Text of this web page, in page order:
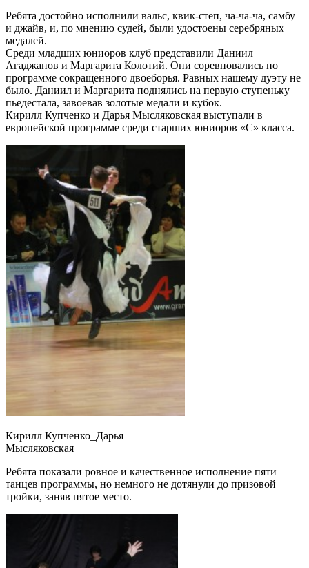
Ребята достойно исполнили вальс, квик-степ, ча-ча-ча, самбу
и джайв, и, по мнению судей, были удостоены серебряных
медалей.
Среди младших юниоров клуб представили Даниил
Агаджанов и Маргарита Колотий. Они соревновались по
программе сокращенного двоеборья. Равных нашему дуэту не
было. Даниил и Маргарита поднялись на первую ступеньку
пьедестала, завоевав золотые медали и кубок.
Кирилл Купченко и Дарья Мысляковская выступали в
европейской программе среди старших юниоров «С» класса.
Кирилл Купченко_Дарья
Мысляковская
Ребята показали ровное и качественное исполнение пяти
танцев программы, но немного не дотянули до призовой
тройки, заняв пятое место.